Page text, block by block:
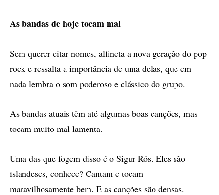
As bandas de hoje tocam mal
Sem querer citar nomes, alfineta a nova geração do pop
rock e ressalta a importância de uma delas, que em
nada lembra o som poderoso e clássico do grupo.
As bandas atuais têm até algumas boas canções, mas
tocam muito mal lamenta.
Uma das que fogem disso é o Sigur Rós. Eles são
islandeses, conhece? Cantam e tocam
maravilhosamente bem. E as canções são densas.